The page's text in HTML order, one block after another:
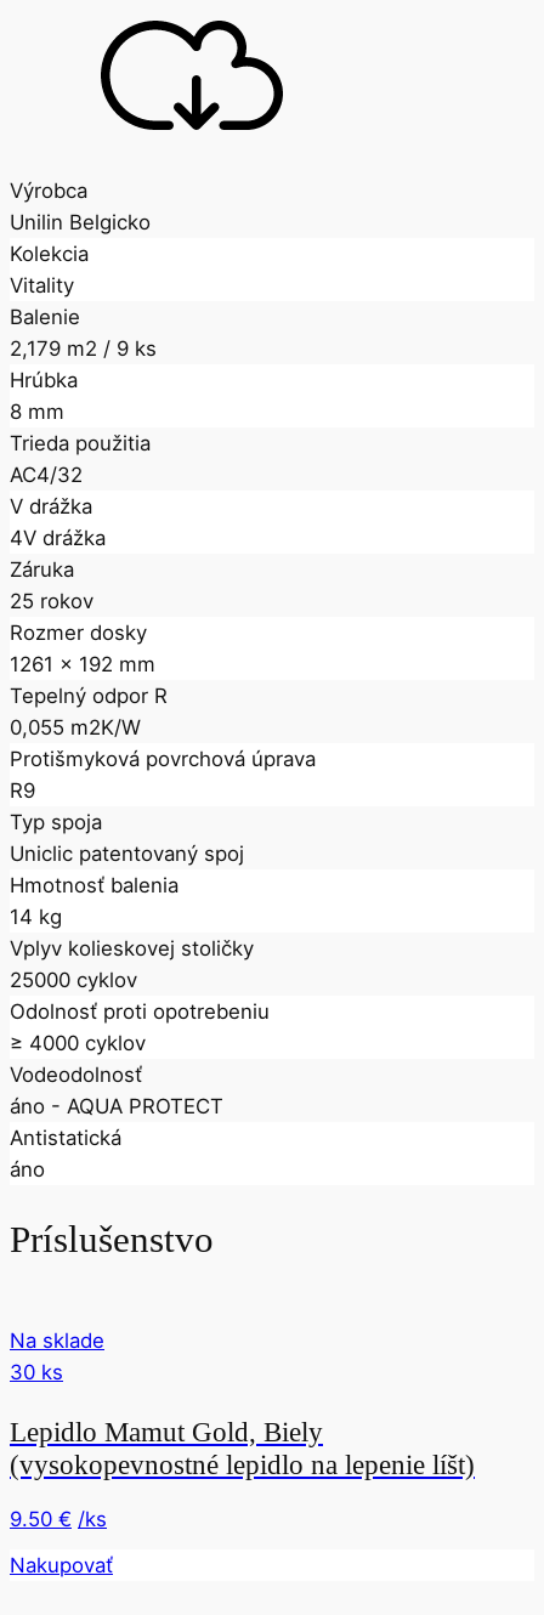
Výrobca
Unilin Belgicko
Kolekcia
Vitality
Balenie
2,179 m2 / 9 ks
Hrúbka
8 mm
Trieda použitia
AC4/32
V drážka
4V drážka
Záruka
25 rokov
Rozmer dosky
1261 x 192 mm
Tepelný odpor R
0,055 m2K/W
Protišmyková povrchová úprava
R9
Typ spoja
Uniclic patentovaný spoj
Hmotnosť balenia
14 kg
Vplyv kolieskovej stoličky
25000 cyklov
Odolnosť proti opotrebeniu
≥ 4000 cyklov
Vodeodolnosť
áno - AQUA PROTECT
Antistatická
áno
Príslušenstvo
Na sklade
30 ks
Lepidlo Mamut Gold, Biely
(vysokopevnostné lepidlo na lepenie líšt)
9.50 € /ks
Nakupovať